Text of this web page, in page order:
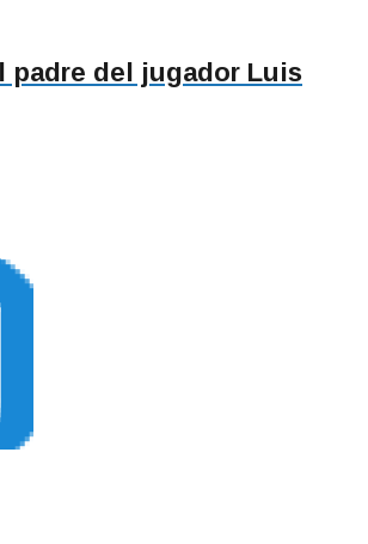
padre del jugador Luis